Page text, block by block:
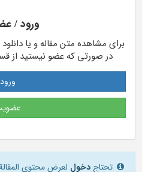
ورود /
برای مشاهده متن مقاله و یا
در صورتی که عضو نیستید از
ورود
تحتاج دخول لعرض محتوى